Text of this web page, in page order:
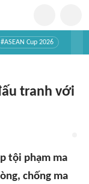
#ASEAN Cup 2026
tranh với
tội phạm ma
chống ma